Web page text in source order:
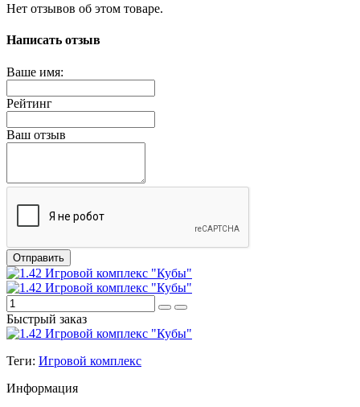
Нет отзывов об этом товаре.
Написать отзыв
Ваше имя:
Рейтинг
Ваш отзыв
Отправить
Быстрый заказ
Теги: Игровой комплекс
Информация